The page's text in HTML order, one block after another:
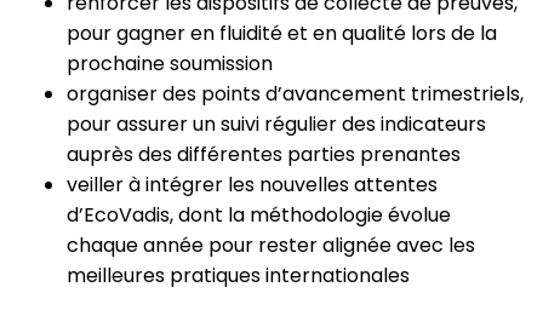
pour gagner en fluidité et en qualité lors de la
prochaine soumission
organiser des points d’avancement trimestriels,
pour assurer un suivi régulier des indicateurs
auprès des différentes parties prenantes
veiller à intégrer les nouvelles attentes
d’EcoVadis, dont la méthodologie évolue
chaque année pour rester alignée avec les
meilleures pratiques internationales